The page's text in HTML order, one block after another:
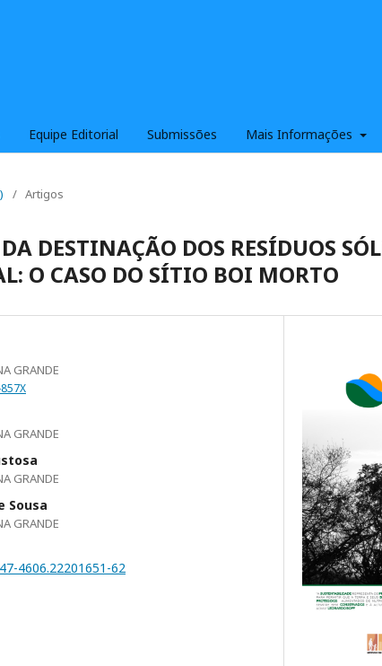
Equipe Editorial Submissões Mais Informações
/ Artigos
DESTINAÇÃO DOS RESÍDUOS
O CASO DO SÍTIO BOI MORTO
GRANDE
GRANDE
GRANDE
Sousa
GRANDE
4606.22201651-62